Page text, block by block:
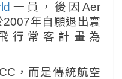
一員，後因Aer
年自願退出寰
行常客計畫為
，而是傳統航空